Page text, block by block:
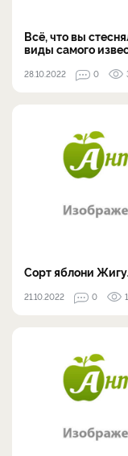
Всё, что вы
виды самого
28.10.2022 0
Сорт яблони
21.10.2022 0